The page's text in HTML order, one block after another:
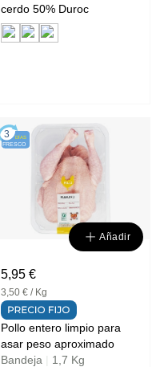
cerdo 50% Duroc
3 DÍAS
FRESCO
Añadir
5,95 €
3,50 € / Kg
Pollo entero limpio para
asar peso aproximado
Bandeja
1,7 Kg